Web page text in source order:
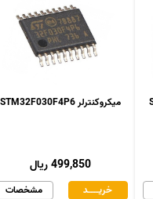
میکروکنترلر STM32F030F4P6
499,850 ریال
مشخصات خریـــــــد